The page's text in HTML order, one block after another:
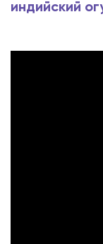
индийский